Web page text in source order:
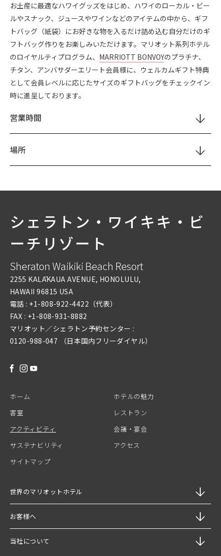
お土産に最適なハワイグッズをはじめ、ハワイのローカル・ビー
ルやスナック、ジュースやワインなどのアイテムの中から、ギフ
トバッグ（紙袋）にお好きな物を入るだけ詰め込む自分だけのギ
フトバッグ作りをお楽しみいただけます。マリオット系列ホテル
のロイヤルティプログラム、 MARRIOTT BONVOYのプラチナ、
チタン、アンバサダーエリート会員様に、ウェルカムギフト特典
として会員レベルに応じたサイズのギフトバッグをチェックイン
時に進呈しております。
営業時間
場所
シェラトン・ワイキキ・ビ
ーチリゾート
Sheraton Waikiki Beach Resort
2255 KALĀKAUA AVENUE, HONOLULU,
HAWAII 96815 USA
電話 : +1-808-922-4422 （代表）
FAX : +1-808-931-8882
マリオット／シェラトン予約センター :
0120-988-047 （日本国内フリーダイヤル）
FACEBOOK
INSTAGRAM
ホーム
ホテルの魅力
客室
レストラン
アクティビティ
会議・宴会
サステナビリティ
アクセス
サイトマップ
世界のマリオットホテル
お客様へ
当社について